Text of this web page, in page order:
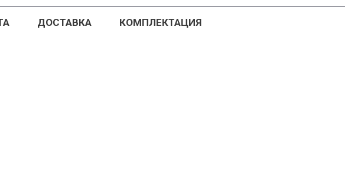
ДОСТАВКА КОМПЛЕКТАЦИЯ